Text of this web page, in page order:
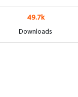
49.7k
Downloads